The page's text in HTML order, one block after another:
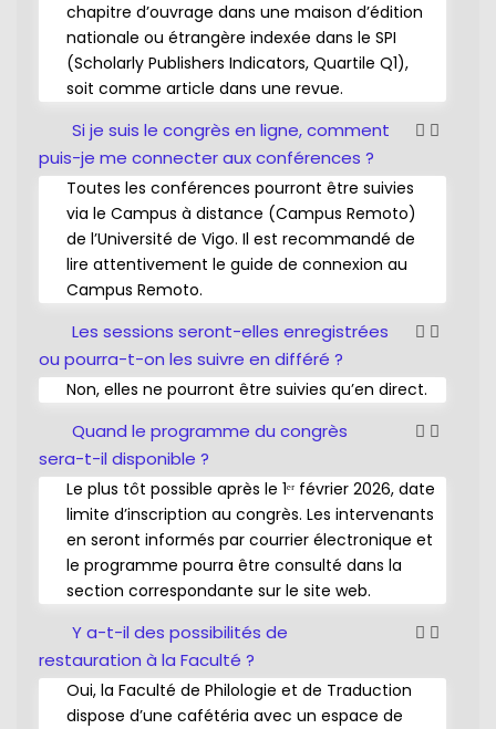
chapitre d’ouvrage dans une maison d’édition
nationale ou étrangère indexée dans le SPI
(Scholarly Publishers Indicators, Quartile Q1),
soit comme article dans une revue.
Si je suis le congrès en ligne, comment
puis-je me connecter aux conférences ?
Toutes les conférences pourront être suivies
via le Campus à distance (Campus Remoto)
de l’Université de Vigo. Il est recommandé de
lire attentivement le guide de connexion au
Campus Remoto.
Les sessions seront-elles enregistrées
ou pourra-t-on les suivre en différé ?
Non, elles ne pourront être suivies qu’en direct.
Quand le programme du congrès
sera-t-il disponible ?
Le plus tôt possible après le 1ᵉʳ février 2026, date
limite d’inscription au congrès. Les intervenants
en seront informés par courrier électronique et
le programme pourra être consulté dans la
section correspondante sur le site web.
Y a-t-il des possibilités de
restauration à la Faculté ?
Oui, la Faculté de Philologie et de Traduction
dispose d’une cafétéria avec un espace de